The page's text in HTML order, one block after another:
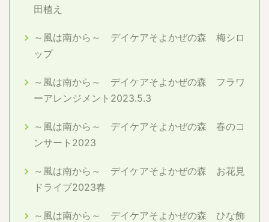
田植え
～風は南から～ デイケアそよかぜの森 梅シロ
ップ
～風は南から～ デイケアそよかぜの森 フラワ
ーアレンジメント2023.5.3
～風は南から～ デイケアそよかぜの森 春のコ
ンサート2023
～風は南から～ デイケアそよかぜの森 お花見
ドライブ2023春
～風は南から～ デイケアそよかぜの森 ひな飾